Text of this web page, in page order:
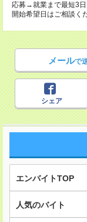
応募→就業まで最短3日
開始希望日はご相談く
メールで
シェア
エンバイトTOP
人気のバイト